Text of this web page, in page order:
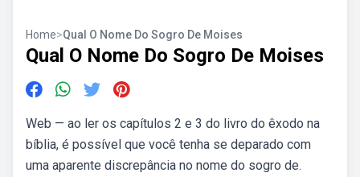
Home>Qual O Nome Do Sogro De Moises
Qual O Nome Do Sogro De Moises
Web — ao ler os capítulos 2 e 3 do livro do êxodo na
bíblia, é possível que você tenha se deparado com
uma aparente discrepância no nome do sogro de.